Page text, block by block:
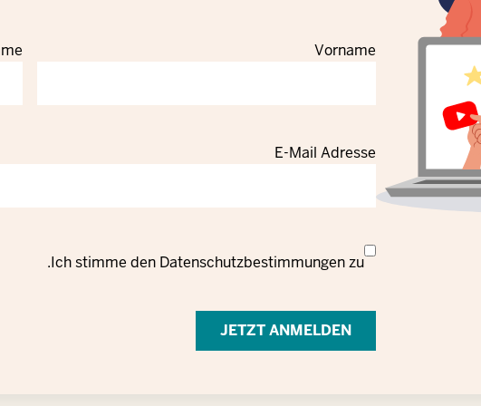
Vorname
E-Mail Adresse
Datenschutzrechtliche
Verarbeitung
Ich stimme den Datenschutzbestimmungenzu.